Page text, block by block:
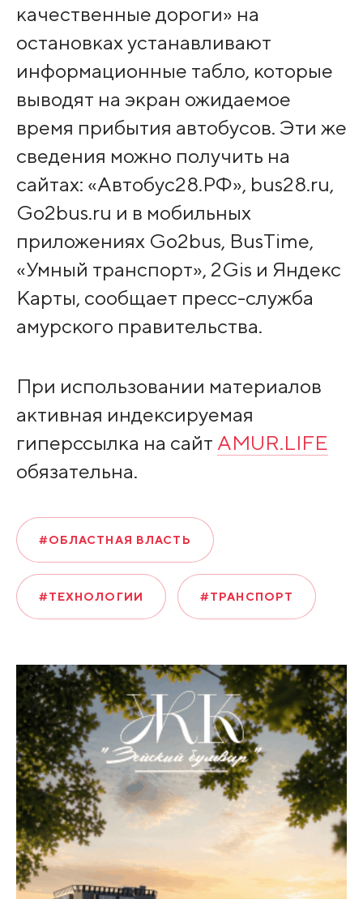
качественные дороги» на
остановках устанавливают
информационные табло, которые
выводят на экран ожидаемое
время прибытия автобусов. Эти же
сведения можно получить на
сайтах: «Автобус28.РФ», bus28.ru,
Go2bus.ru и в мобильных
приложениях Go2bus, BusTime,
«Умный транспорт», 2Gis и Яндекс
Карты, сообщает пресс-служба
амурского правительства.
При использовании материалов
активная индексируемая
гиперссылка на сайт AMUR.LIFE
обязательна.
#ОБЛАСТНАЯ ВЛАСТЬ
#ТЕХНОЛОГИИ #ТРАНСПОРТ